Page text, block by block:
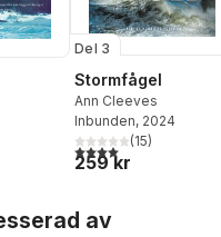
Totalt antal röster:
Del 3
Stormfågel
Ann Cleeves
Inbunden, 2024
4,0utav 5 stjärnor.
(15)
259 kr
av